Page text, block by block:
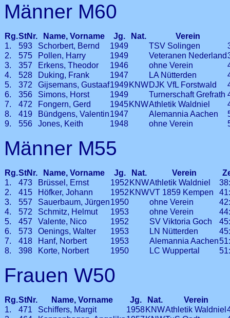
Männer M60
Rg.StNr. Name, Vorname Jg. Nat.
Verein
1.
593 Schorbert, Bernd 1949 TSV Solingen
2.
575 Pollen, Harry 1949 Veteranen Nederland
3.
357 Erkens, Theodor 1946 ohne Verein
4.
528 Duking, Frank 1947 LA Nütterden
5.
372 Gijsemans, Gustaaf1949KNWDJK VfL Forstwald
6.
356 Simons, Horst 1949 Turnerschaft Grefrath
7.
472 Fongern, Gerd 1945KNWAthletik Waldniel
8.
419 Bündgens, Valentin1947 Alemannia Aachen
9.
556 Jones, Keith 1948 ohne Verein
Männer M55
Rg.StNr. Name, Vorname Jg. Nat. Verein
1.
473 Brüssel, Ernst 1952 KNWAthletik Waldniel
2.
415 Höfker, Johann 1952 KNWVT 1859 Kempen
3.
557 Sauerbaum, Jürgen1950 ohne Verein
4.
572 Schmitz, Helmut 1953 ohne Verein
5.
457 Valente, Nico 1952 SV Viktoria Goch
6.
573 Oenings, Walter 1953 LN Nütterden
7.
418 Hanf, Norbert 1953 Alemannia Aachen
8.
398 Korte, Norbert 1950 LC Wuppertal
Frauen W50
Rg.StNr. Name, Vorname Jg. Nat.
Verein
1.
471 Schiffers, Margit 1958KNWAthletik Waldniel